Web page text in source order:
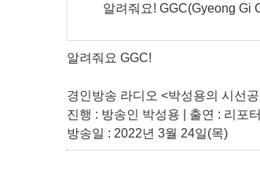
알려줘요! GGC(Gyeong Gi
알려줘요 GGC!
경인방송 라디오 <박성용의 시선
진행 : 방송인 박성용 | 출연 : 리포
방송일 : 2022년 3월 24일(목)